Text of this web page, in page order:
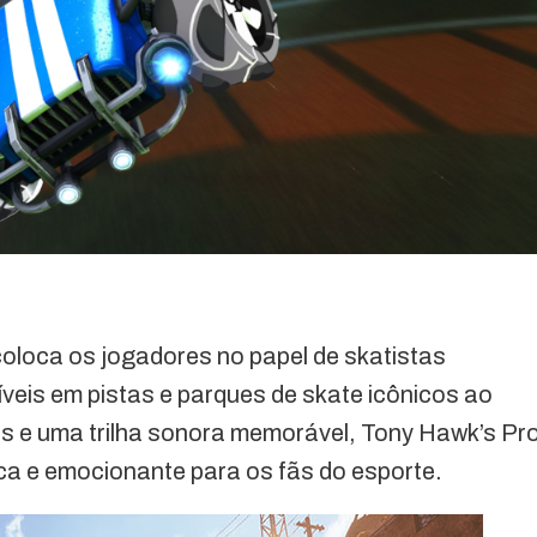
os jogadores no papel de skatistas
em pistas e parques de skate icônicos ao
uma trilha sonora memorável, Tony Hawk’s
e emocionante para os fãs do esporte.